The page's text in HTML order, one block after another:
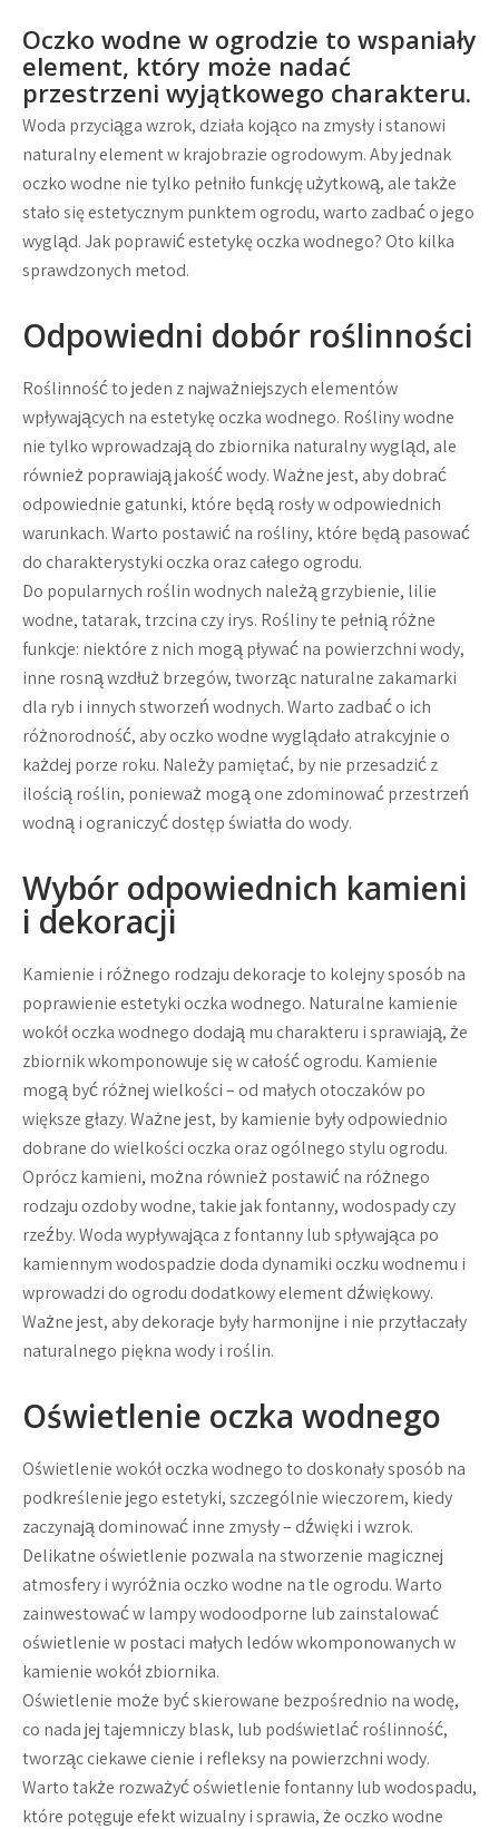
Oczko wodne w ogrodzie to wspaniały
element, który może nadać
przestrzeni wyjątkowego charakteru.
Woda przyciąga wzrok, działa kojąco na zmysły i stanowi
naturalny element w krajobrazie ogrodowym. Aby jednak
oczko wodne nie tylko pełniło funkcję użytkową, ale także
stało się estetycznym punktem ogrodu, warto zadbać o jego
wygląd. Jak poprawić estetykę oczka wodnego? Oto kilka
sprawdzonych metod.
Odpowiedni dobór roślinności
Roślinność to jeden z najważniejszych elementów
wpływających na estetykę oczka wodnego. Rośliny wodne
nie tylko wprowadzają do zbiornika naturalny wygląd, ale
również poprawiają jakość wody. Ważne jest, aby dobrać
odpowiednie gatunki, które będą rosły w odpowiednich
warunkach. Warto postawić na rośliny, które będą pasować
do charakterystyki oczka oraz całego ogrodu.
Do popularnych roślin wodnych należą grzybienie, lilie
wodne, tatarak, trzcina czy irys. Rośliny te pełnią różne
funkcje: niektóre z nich mogą pływać na powierzchni wody,
inne rosną wzdłuż brzegów, tworząc naturalne zakamarki
dla ryb i innych stworzeń wodnych. Warto zadbać o ich
różnorodność, aby oczko wodne wyglądało atrakcyjnie o
każdej porze roku. Należy pamiętać, by nie przesadzić z
ilością roślin, ponieważ mogą one zdominować przestrzeń
wodną i ograniczyć dostęp światła do wody.
Wybór odpowiednich kamieni
i dekoracji
Kamienie i różnego rodzaju dekoracje to kolejny sposób na
poprawienie estetyki oczka wodnego. Naturalne kamienie
wokół oczka wodnego dodają mu charakteru i sprawiają, że
zbiornik wkomponowuje się w całość ogrodu. Kamienie
mogą być różnej wielkości – od małych otoczaków po
większe głazy. Ważne jest, by kamienie były odpowiednio
dobrane do wielkości oczka oraz ogólnego stylu ogrodu.
Oprócz kamieni, można również postawić na różnego
rodzaju ozdoby wodne, takie jak fontanny, wodospady czy
rzeźby. Woda wypływająca z fontanny lub spływająca po
kamiennym wodospadzie doda dynamiki oczku wodnemu i
wprowadzi do ogrodu dodatkowy element dźwiękowy.
Ważne jest, aby dekoracje były harmonijne i nie przytłaczały
naturalnego piękna wody i roślin.
Oświetlenie oczka wodnego
Oświetlenie wokół oczka wodnego to doskonały sposób na
podkreślenie jego estetyki, szczególnie wieczorem, kiedy
zaczynają dominować inne zmysły – dźwięki i wzrok.
Delikatne oświetlenie pozwala na stworzenie magicznej
atmosfery i wyróżnia oczko wodne na tle ogrodu. Warto
zainwestować w lampy wodoodporne lub zainstalować
oświetlenie w postaci małych ledów wkomponowanych w
kamienie wokół zbiornika.
Oświetlenie może być skierowane bezpośrednio na wodę,
co nada jej tajemniczy blask, lub podświetlać roślinność,
tworząc ciekawe cienie i refleksy na powierzchni wody.
Warto także rozważyć oświetlenie fontanny lub wodospadu,
które potęguje efekt wizualny i sprawia, że oczko wodne